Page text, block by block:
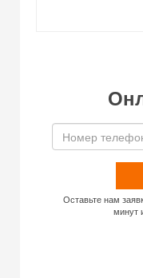
Оставьте нам
минут